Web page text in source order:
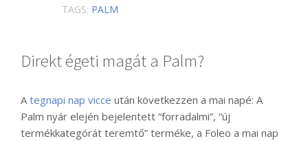
TAGS: PALM
Direkt égeti magát a Palm?
A tegnapi nap vicce után következzen a mai napé: A
Palm nyár elején bejelentett “forradalmi”, “új
termékkategórát teremtő” terméke, a Foleo a mai nap